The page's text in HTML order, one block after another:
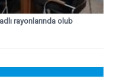
rayonlarında olub